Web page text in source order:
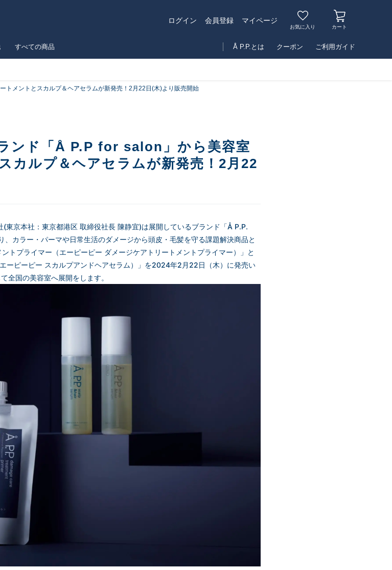
ログイン 会員登録 マイページ
お気に入り カート
すべての商品 Å P.P.とは クーポン ご利用ガイド
トメントとスカルプ＆ヘアセラムが新発売！2⽉22⽇(木)より販売開始
ンド「Å P.P for salon」から美容室
カルプ＆ヘアセラムが新発売！2⽉22
京本社：東京都港区 取締役社長 陳静宜)は展開しているブランド「Å P.P.
、カラー・パーマや日常生活のダメージから頭皮・毛髪を守る課題解決商品と
トプライマー（エーピーピー ダメージケアトリートメントプライマー）」と
ーピーピー スカルプアンドヘアセラム）」を2024年2⽉22⽇（木）に発売い
全国の美容室へ展開をします。